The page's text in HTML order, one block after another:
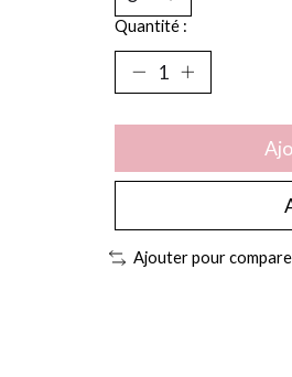
Quantité :
Ajouter pour